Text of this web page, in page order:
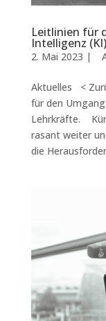
Leitlinien für
Intelligenz
2. Mai 2023 |
Aktuelles <
für den
Lehrkräfte.
rasant weiter
die